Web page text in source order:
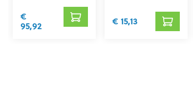
€
95,92
€ 15,13